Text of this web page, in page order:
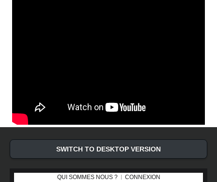
SWITCH TO DESKTOP VERSION
QUI SOMMES NOUS ? CONNEXION